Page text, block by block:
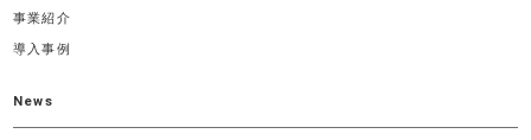
事業紹介
導入事例
News